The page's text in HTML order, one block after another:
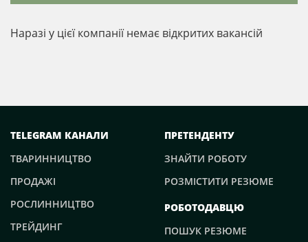
Наразі у цієї компанії немає відкритих вакансій
TELEGRAM КАНАЛИ
ТВАРИННИЦТВО
ПРОДАЖІ
РОСЛИННИЦТВО
ТРЕЙДИНГ
ПРЕТЕНДЕНТУ
ЗНАЙТИ РОБОТУ
РОЗМІСТИТИ РЕЗЮМЕ
РОБОТОДАВЦЮ
ПОШУК РЕЗЮМЕ